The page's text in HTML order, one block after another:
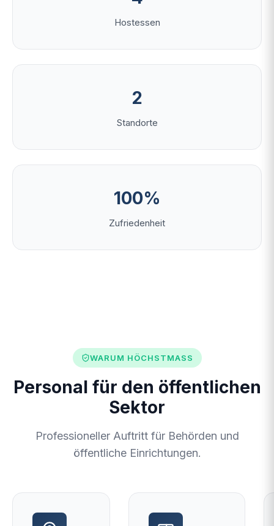
Hostessen
2
Standorte
100%
Zufriedenheit
WARUM HÖCHSTMASS
Personal für den öffentlichen
Sektor
Professioneller Auftritt für Behörden und
öffentliche Einrichtungen.